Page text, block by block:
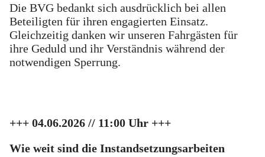
Die BVG bedankt sich ausdrücklich bei allen
Beteiligten für ihren engagierten Einsatz.
Gleichzeitig danken wir unseren Fahrgästen für
ihre Geduld und ihr Verständnis während der
notwendigen Sperrung.
+++ 04.06.2026 // 11:00 Uhr +++
Wie weit sind die Instandsetzungsarbeiten